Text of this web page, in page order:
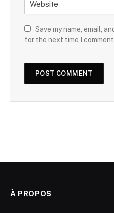
Save my name, email,
for the next time I
À PROPOS